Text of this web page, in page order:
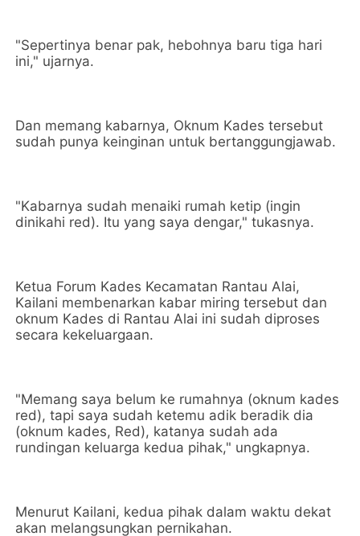
"Sepertinya benar pak, hebohnya baru tiga hari
ini," ujarnya.
Dan memang kabarnya, Oknum Kades tersebut
sudah punya keinginan untuk bertanggungjawab.
"Kabarnya sudah menaiki rumah ketip (ingin
dinikahi red). Itu yang saya dengar," tukasnya.
Ketua Forum Kades Kecamatan Rantau Alai,
Kailani membenarkan kabar miring tersebut dan
oknum Kades di Rantau Alai ini sudah diproses
secara kekeluargaan.
"Memang saya belum ke rumahnya (oknum kades
red), tapi saya sudah ketemu adik beradik dia
(oknum kades, Red), katanya sudah ada
rundingan keluarga kedua pihak," ungkapnya.
Menurut Kailani, kedua pihak dalam waktu dekat
akan melangsungkan pernikahan.